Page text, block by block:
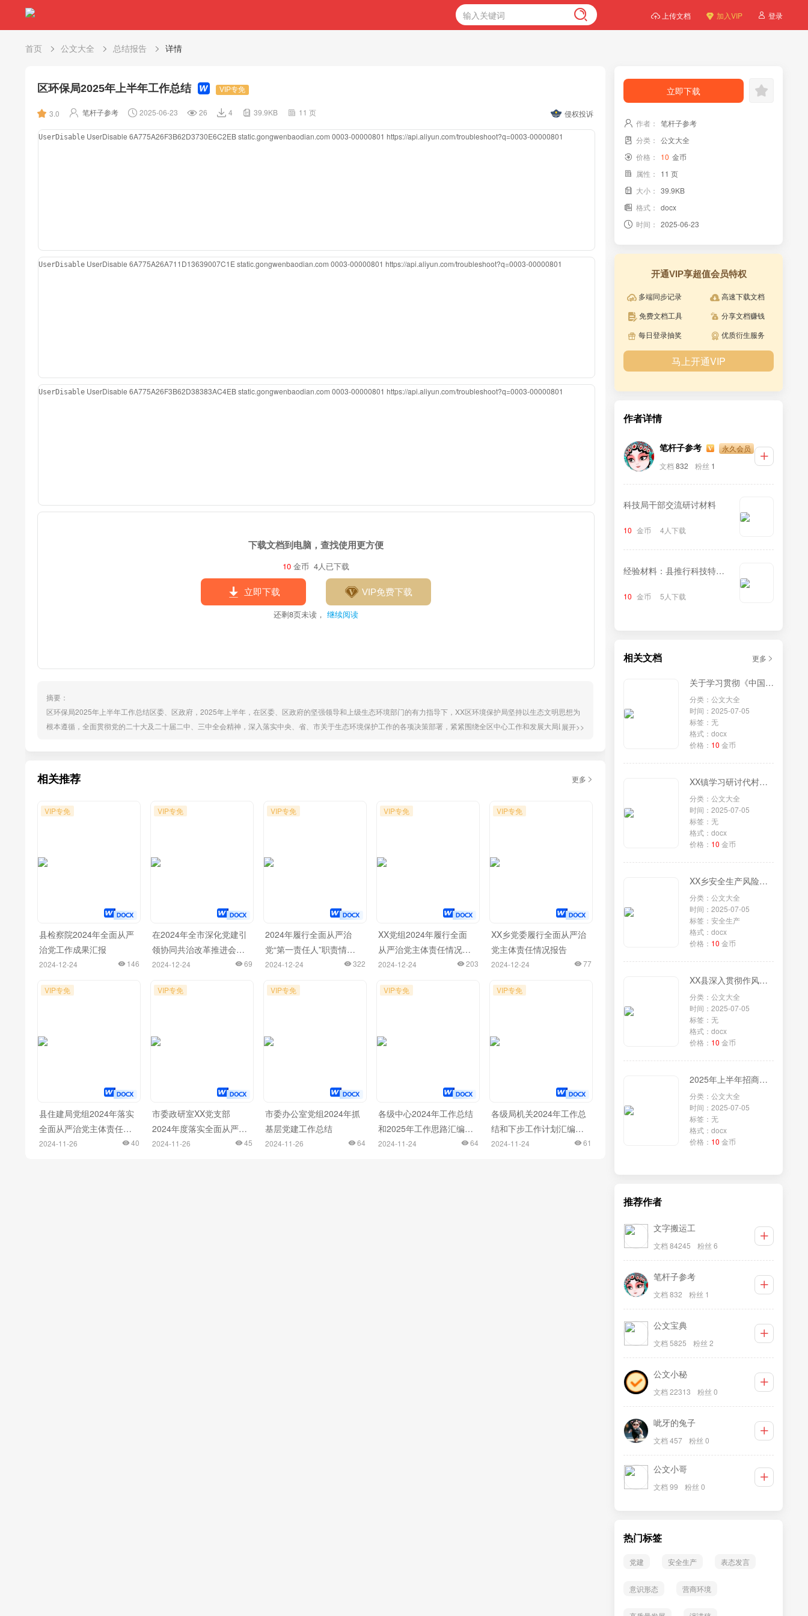
上传文档 加入VIP 登录
首页 公文大全 总结报告 详情
区环保局2025年上半年工作总结 VIP专免
3.0 笔杆子参考 2025-06-23 26 4 39.9KB 11 页 侵权投诉
UserDisable UserDisable 6A775A26F3B62D3730E6C2EBstatic.gongwenbaodian.com 0003-00000801 https://api.aliyun.com/troubleshoot?q=0003-00000801
UserDisable UserDisable 6A775A26A711D13639007C1E static.gongwenbaodian.com 0003-00000801 https://api.aliyun.com/troubleshoot?q=0003-00000801
UserDisable UserDisable 6A775A26F3B62D38383AC4EBstatic.gongwenbaodian.com 0003-00000801 https://api.aliyun.com/troubleshoot?q=0003-00000801
下载文档到电脑，查找使用更方便
10 金币 4人已下载
立即下载 VIP免费下载
还剩8页未读， 继续阅读
摘要：
区环保局2025年上半年工作总结区委、区政府，2025年上半年，在区委、区政府的坚强领导和上级生态环境部门的有力指导下，XX区环境保护局坚持以生态文明思想为
根本遵循，全面贯彻党的二十大及二十届二中、三中全会精神，深入落实中央、省、市关于生态环境保护工作的各项决策部署，紧紧围绕全区中心工作和发展大局以持续
展开>>
相关推荐 更多
VIP专免
县检察院2024年全面从严
治党工作成果汇报
2024-12-24 146
VIP专免
在2024年全市深化党建引
领协同共治改革推进会上
的汇报发言
2024-12-24 69
VIP专免
2024年履行全面从严治
党“第一责任人”职责情况
报告
2024-12-24 322
VIP专免
XX党组2024年履行全面
从严治党主体责任情况报
告
2024-12-24 203
VIP专免
XX乡党委履行全面从严治
党主体责任情况报告
2024-12-24 77
VIP专免
县住建局党组2024年落实
全面从严治党主体责任情
况报告
2024-11-26 40
VIP专免
市委政研室XX党支部
2024年度落实全面从严治
党主体责任情况报告
2024-11-26 45
VIP专免
市委办公室党组2024年抓
基层党建工作总结
2024-11-26 64
VIP专免
各级中心2024年工作总结
和2025年工作思路汇编
（5篇）
2024-11-24 64
VIP专免
各级局机关2024年工作总
结和下步工作计划汇编
（7篇）
2024-11-24 61
立即下载
作者： 笔杆子参考
分类： 公文大全
价格：
10 金币
属性：
11 页
大小： 39.9KB
格式： docx
时间： 2025-06-23
开通VIP享超值会员特权
多端同步记录
高速下载文档
免费文档工具
分享文档赚钱
每日登录抽奖
优质衍生服务
马上开通VIP
作者详情
笔杆子参考
永久会员
文档 832 粉丝 1
科技局干部交流研讨材料
10 金币 4人下载
经验材料：县推行科技特派
10 金币 5人下载
相关文档 更多
关于学习贯彻《中国共产党发展党员工作细则》的情况报告
分类：公文大全
时间：2025-07-05
标签：无
格式：docx
价格： 10 金币
XX镇学习研讨代村共富情况报告
分类：公文大全
时间：2025-07-05
标签：无
格式：docx
价格： 10 金币
XX乡安全生产风险隐患大排查大整治“百日攻坚”行动工作情况汇报
分类：公文大全
时间：2025-07-05
标签：安全生产
格式：docx
价格： 10 金币
XX县深入贯彻作风建设专题总结汇报
分类：公文大全
时间：2025-07-05
标签：无
格式：docx
价格： 10 金币
2025年上半年招商引资工作总结及下半年工作计划
分类：公文大全
时间：2025-07-05
标签：无
格式：docx
价格： 10 金币
推荐作者
文字搬运工
文档 84245 粉丝 6
笔杆子参考
文档 832 粉丝 1
公文宝典
文档 5825 粉丝 2
公文小秘
文档 22313 粉丝 0
呲牙的兔子
文档 457 粉丝 0
公文小哥
文档 99 粉丝 0
热门标签
党建 安全生产 表态发言
意识形态 营商环境